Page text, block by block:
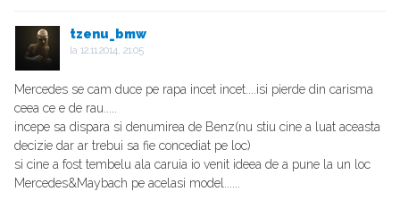
tzenu_bmw
la 12.11.2014, 21:05
Mercedes se cam duce pe rapa incet incet....isi pierde din carisma
ceea ce e de rau.....
incepe sa dispara si denumirea de Benz(nu stiu cine a luat aceasta
decizie dar ar trebui sa fie concediat pe loc)
si cine a fost tembelu ala caruia io venit ideea de a pune la un loc
Mercedes&Maybach pe acelasi model......